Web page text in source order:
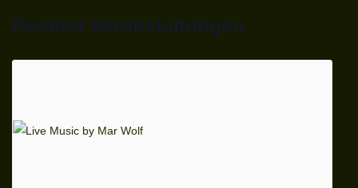
Related Veranstaltungen